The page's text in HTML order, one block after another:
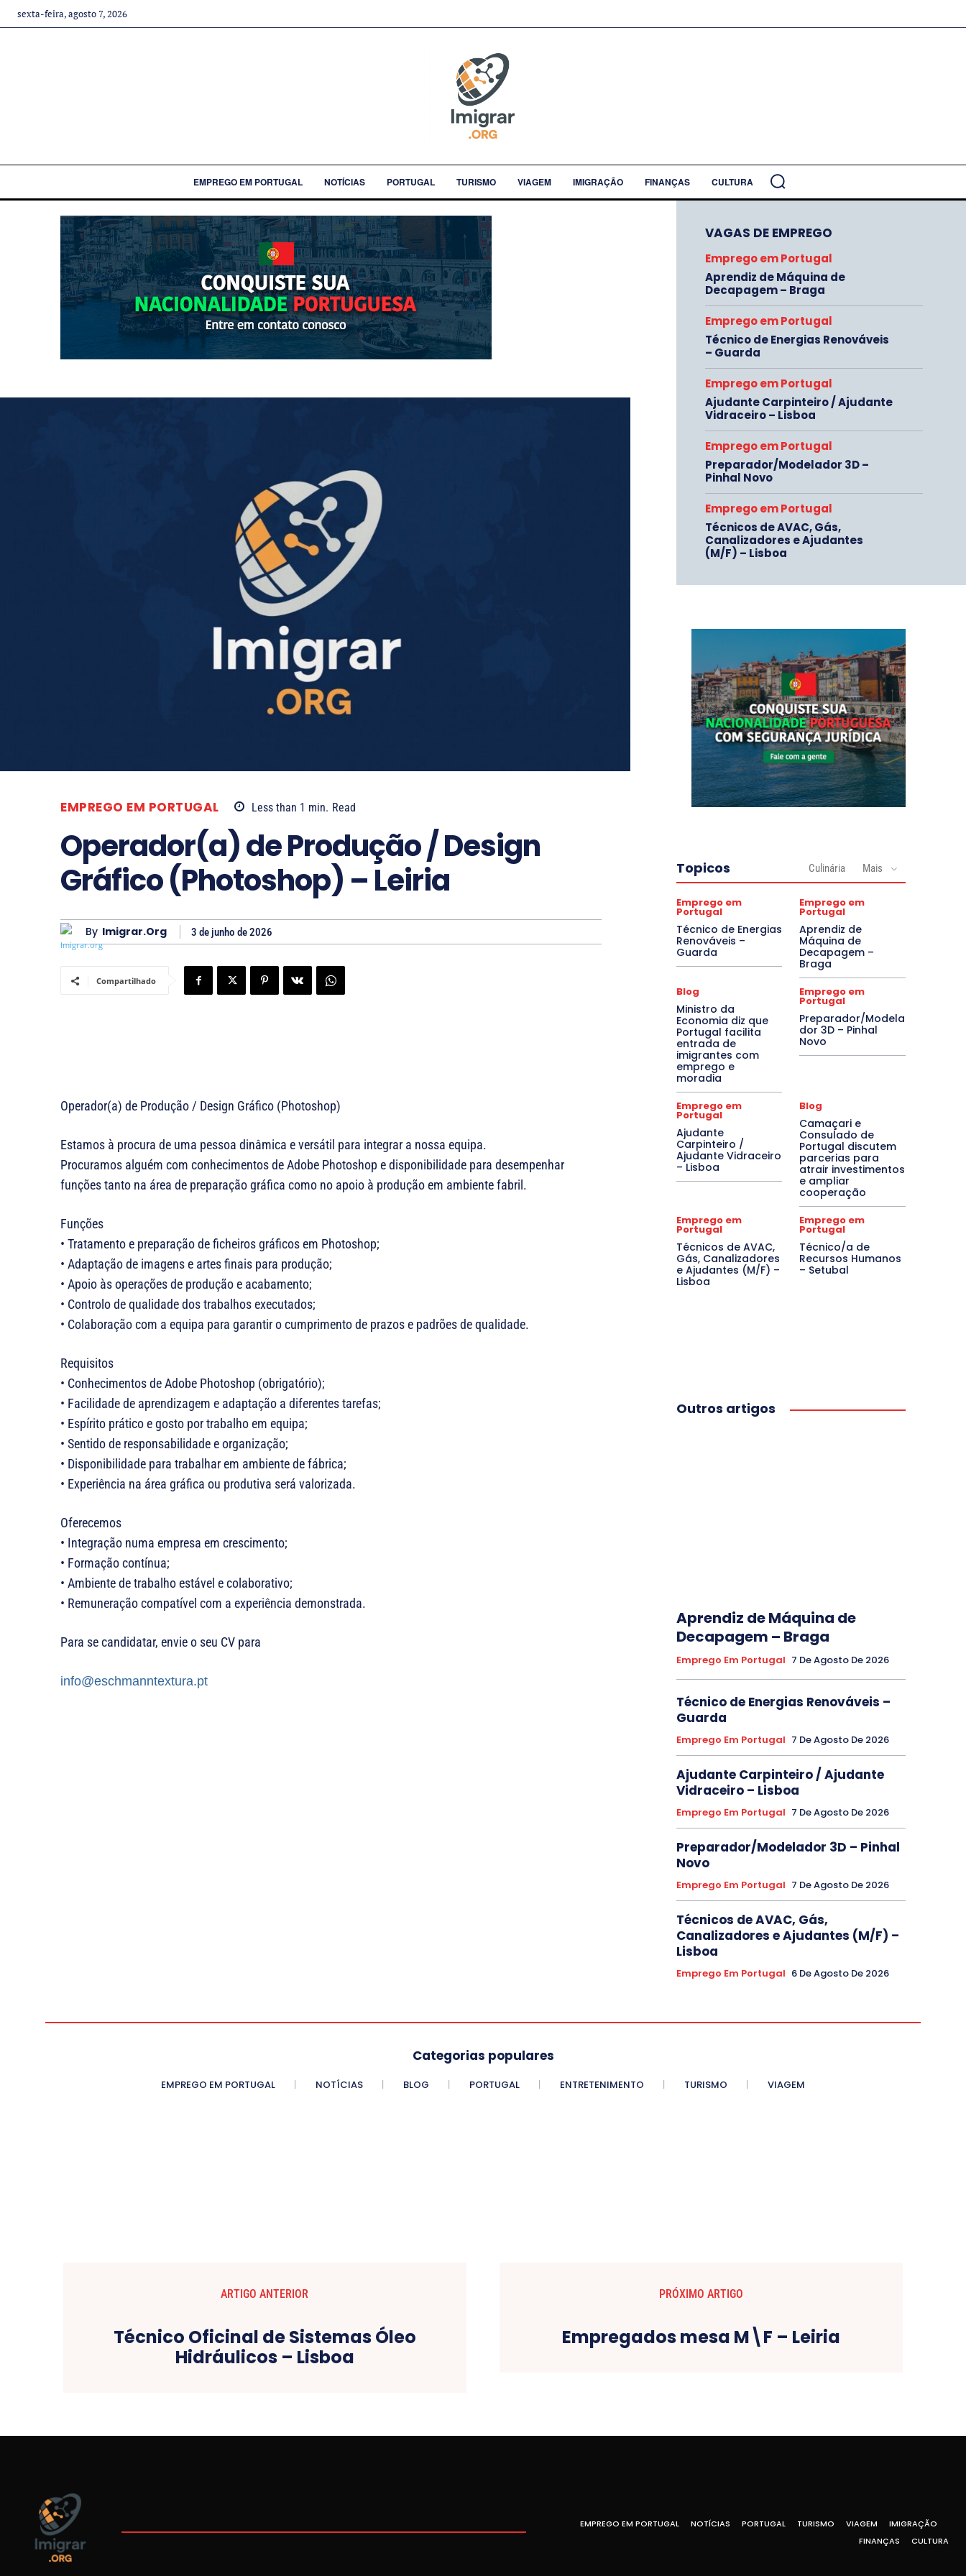
sexta-feira, agosto 7, 2026
EMPREGO EM PORTUGAL NOTÍCIAS PORTUGAL TURISMO VIAGEM IMIGRAÇÃO FINANÇAS CULTURA
EMPREGO EM PORTUGAL Less than 1 min. Read
Operador(a) de Produção / Design
Gráfico (Photoshop) – Leiria
By Imigrar.org 3 de junho de 2026
Compartilhado
Operador(a) de Produção / Design Gráfico (Photoshop)
Estamos à procura de uma pessoa dinâmica e versátil para integrar a nossa equipa.
Procuramos alguém com conhecimentos de Adobe Photoshop e disponibilidade para desempenhar
funções tanto na área de preparação gráfica como no apoio à produção em ambiente fabril.
Funções
• Tratamento e preparação de ficheiros gráficos em Photoshop;
• Adaptação de imagens e artes finais para produção;
• Apoio às operações de produção e acabamento;
• Controlo de qualidade dos trabalhos executados;
• Colaboração com a equipa para garantir o cumprimento de prazos e padrões de qualidade.
Requisitos
• Conhecimentos de Adobe Photoshop (obrigatório);
• Facilidade de aprendizagem e adaptação a diferentes tarefas;
• Espírito prático e gosto por trabalho em equipa;
• Sentido de responsabilidade e organização;
• Disponibilidade para trabalhar em ambiente de fábrica;
• Experiência na área gráfica ou produtiva será valorizada.
Oferecemos
• Integração numa empresa em crescimento;
• Formação contínua;
• Ambiente de trabalho estável e colaborativo;
• Remuneração compatível com a experiência demonstrada.
Para se candidatar, envie o seu CV para
info@eschmanntextura.pt
VAGAS DE EMPREGO
Emprego em Portugal
Aprendiz de Máquina de
Decapagem – Braga
Emprego em Portugal
Técnico de Energias Renováveis
– Guarda
Emprego em Portugal
Ajudante Carpinteiro / Ajudante
Vidraceiro – Lisboa
Emprego em Portugal
Preparador/Modelador 3D –
Pinhal Novo
Emprego em Portugal
Técnicos de AVAC, Gás,
Canalizadores e Ajudantes
(M/F) – Lisboa
Topicos Culinária Mais
Emprego em
Portugal
Técnico de Energias
Renováveis –
Guarda
Emprego em
Portugal
Aprendiz de
Máquina de
Decapagem –
Braga
Blog
Ministro da
Economia diz que
Portugal facilita
entrada de
imigrantes com
emprego e
moradia
Emprego em
Portugal
Preparador/Modela
dor 3D – Pinhal
Novo
Emprego em
Portugal
Ajudante
Carpinteiro /
Ajudante Vidraceiro
– Lisboa
Blog
Camaçari e
Consulado de
Portugal discutem
parcerias para
atrair investimentos
e ampliar
cooperação
Emprego em
Portugal
Técnicos de AVAC,
Gás, Canalizadores
e Ajudantes (M/F) –
Lisboa
Emprego em
Portugal
Técnico/a de
Recursos Humanos
– Setubal
Outros artigos
Aprendiz de Máquina de
Decapagem – Braga
Emprego Em Portugal 7 De Agosto De 2026
Técnico de Energias Renováveis –
Guarda
Emprego Em Portugal 7 De Agosto De 2026
Ajudante Carpinteiro / Ajudante
Vidraceiro – Lisboa
Emprego Em Portugal 7 De Agosto De 2026
Preparador/Modelador 3D – Pinhal
Novo
Emprego Em Portugal 7 De Agosto De 2026
Técnicos de AVAC, Gás,
Canalizadores e Ajudantes (M/F) –
Lisboa
Emprego Em Portugal 6 De Agosto De 2026
Categorias populares
EMPREGO EM PORTUGAL NOTÍCIAS BLOG PORTUGAL ENTRETENIMENTO TURISMO VIAGEM
ARTIGO ANTERIOR
Técnico Oficinal de Sistemas Óleo
Hidráulicos – Lisboa
PRÓXIMO ARTIGO
Empregados mesa M\F – Leiria
EMPREGO EM PORTUGAL NOTÍCIAS PORTUGAL TURISMO VIAGEM
IMIGRAÇÃO
FINANÇAS
CULTURA